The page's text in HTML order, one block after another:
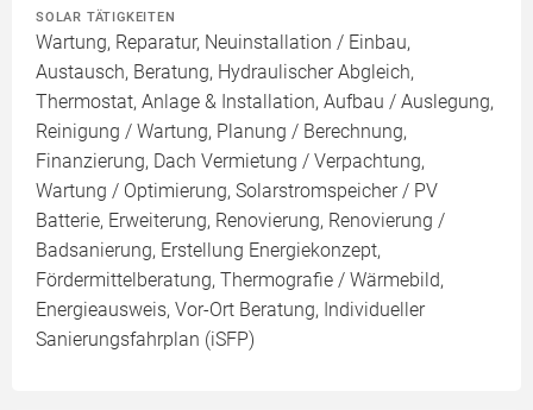
SOLAR TÄTIGKEITEN
Wartung, Reparatur, Neuinstallation / Einbau,
Austausch, Beratung, Hydraulischer Abgleich,
Thermostat, Anlage & Installation, Aufbau / Auslegung,
Reinigung / Wartung, Planung / Berechnung,
Finanzierung, Dach Vermietung / Verpachtung,
Wartung / Optimierung, Solarstromspeicher / PV
Batterie, Erweiterung, Renovierung, Renovierung /
Badsanierung, Erstellung Energiekonzept,
Fördermittelberatung, Thermografie / Wärmebild,
Energieausweis, Vor-Ort Beratung, Individueller
Sanierungsfahrplan (iSFP)